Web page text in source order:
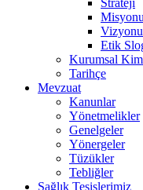
Etik
Kurumsal
Tarihçe
Mevzuat
Kanunlar
Yönetmelikler
Genelgeler
Yönergeler
Tüzükler
Tebliğler
Sağlık Tesislerimiz